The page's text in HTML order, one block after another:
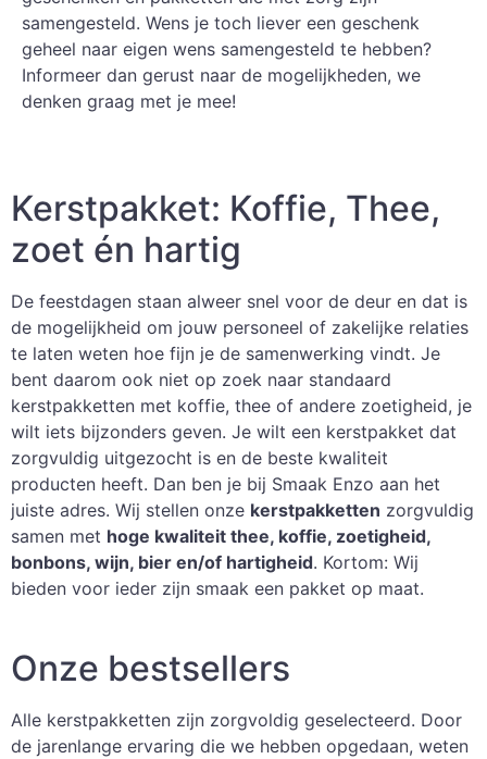
samengesteld. Wens je toch liever een geschenk
geheel naar eigen wens samengesteld te hebben?
Informeer dan gerust naar de mogelijkheden, we
denken graag met je mee!
Kerstpakket: Koffie, Thee,
zoet én hartig
De feestdagen staan alweer snel voor de deur en dat is
de mogelijkheid om jouw personeel of zakelijke relaties
te laten weten hoe fijn je de samenwerking vindt. Je
bent daarom ook niet op zoek naar standaard
kerstpakketten met koffie, thee of andere zoetigheid, je
wilt iets bijzonders geven. Je wilt een kerstpakket dat
zorgvuldig uitgezocht is en de beste kwaliteit
producten heeft. Dan ben je bij Smaak Enzo aan het
juiste adres. Wij stellen onze kerstpakketten zorgvuldig
samen met hoge kwaliteit thee, koffie, zoetigheid,
bonbons, wijn, bier en/of hartigheid. Kortom: Wij
bieden voor ieder zijn smaak een pakket op maat.
Onze bestsellers
Alle kerstpakketten zijn zorgvoldig geselecteerd. Door
de jarenlange ervaring die we hebben opgedaan, weten